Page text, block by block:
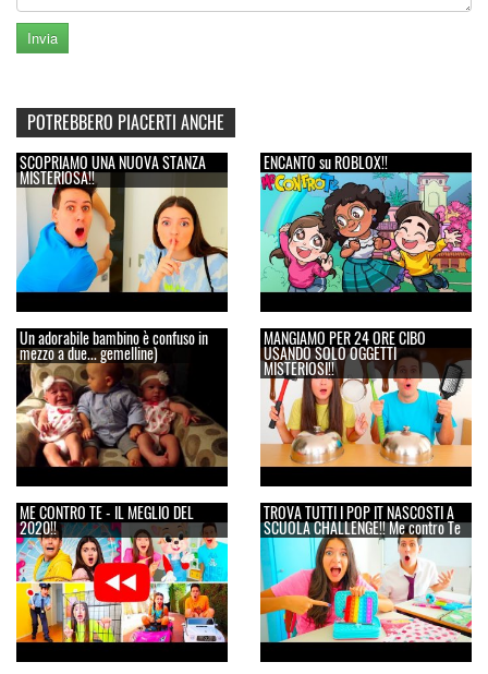
POTREBBERO PIACERTI ANCHE
SCOPRIAMO UNA NUOVA STANZA
MISTERIOSA!!
ENCANTO su ROBLOX!!
Un adorabile bambino è confuso in
mezzo a due... gemelline)
MANGIAMO PER 24 ORE CIBO
USANDO SOLO OGGETTI
MISTERIOSI!!
ME CONTRO TE - IL MEGLIO DEL
2020!!
TROVA TUTTI I POP IT NASCOSTI A
SCUOLA CHALLENGE!! Me contro Te